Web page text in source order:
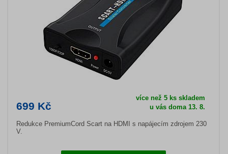
699 Kč
více než 5 ks skladem
u vás doma 13. 8.
Redukce PremiumCord Scart na HDMI s napájecím zdrojem 230
V.